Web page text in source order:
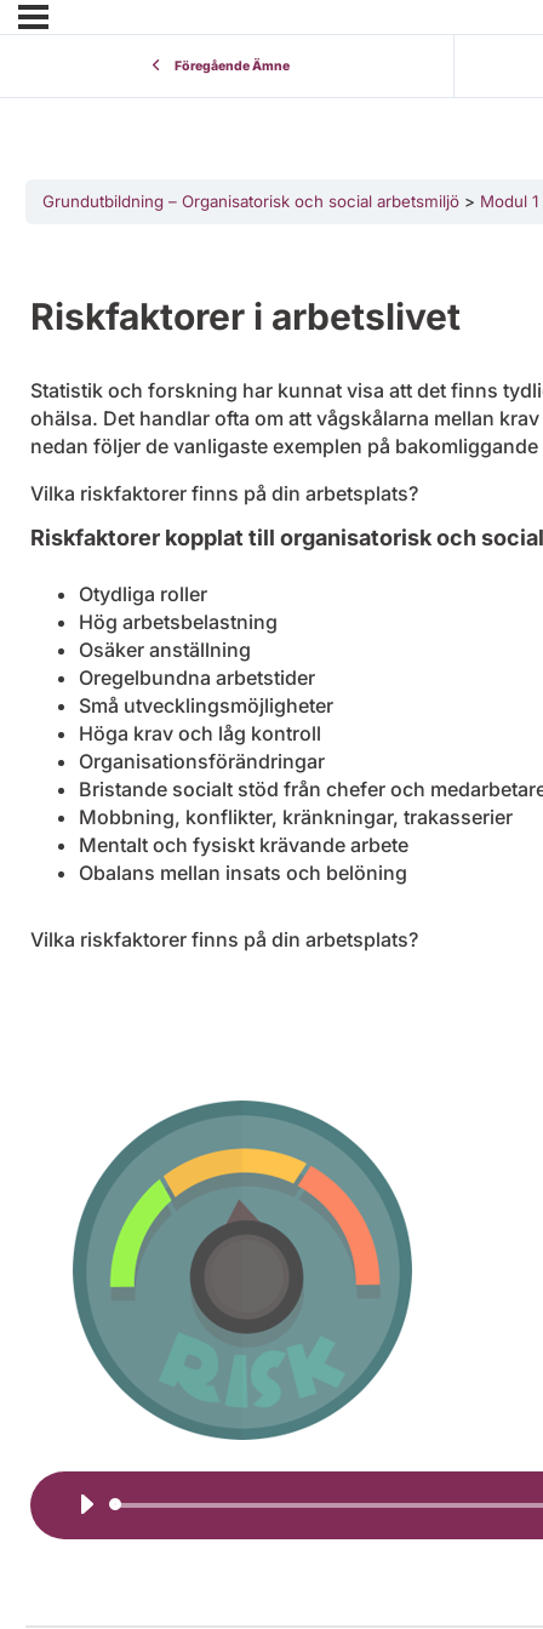
Föregående Ämne
Grundutbildning – Organisatorisk och social arbetsmiljö Modul
Riskfaktorer i arbetslivet
Statistik och forskning har kunnat visa att det finns
ohälsa. Det handlar ofta om att vågskålarna mellan
nedan följer de vanligaste exemplen på
Vilka riskfaktorer finns på din arbetsplats?
Riskfaktorer kopplat till organisatorisk och
Otydliga roller
Hög arbetsbelastning
Osäker anställning
Oregelbundna arbetstider
Små utvecklingsmöjligheter
Höga krav och låg kontroll
Organisationsförändringar
Bristande socialt stöd från chefer och
Mobbning, konflikter, kränkningar, trakasserier
Mentalt och fysiskt krävande arbete
Obalans mellan insats och belöning
Vilka riskfaktorer finns på din arbetsplats?